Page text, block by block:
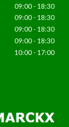
09:00 - 18:30
09:00 - 18:30
09:00 - 18:30
09:00 - 18:30
10:00 - 17:00